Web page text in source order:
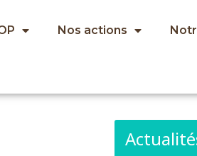
Nos actions